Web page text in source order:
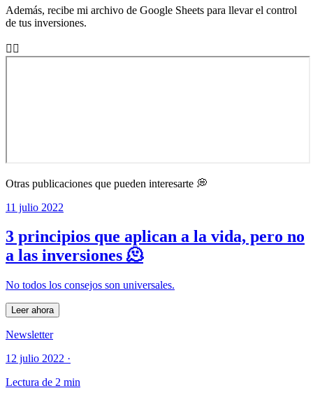
Además, recibe mi archivo de Google Sheets para llevar el control
de tus inversiones.
👇🏼
Otras publicaciones que pueden interesarte 💭
11 julio 2022
3 principios que aplican a la vida, pero no
a las inversiones 🫠
No todos los consejos son universales.
Leer ahora
Newsletter
12 julio 2022 ·
Lectura de 2 min